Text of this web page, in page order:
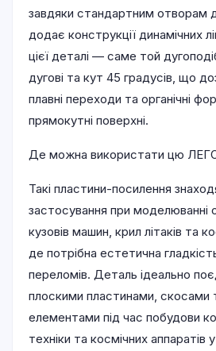
завдяки стандартним отворам
додає конструкції динамічних
цієї деталі — саме той
дугові та кут 45 градусів, що
плавні переходи та органічні
прямокутні поверхні.
Де можна використати цю
Такі пластини-посилення
застосування при моделюванні
кузовів машин, крил літаків та
де потрібна естетична
переломів. Деталь ідеально
плоскими пластинами, скосами
елементами під час побудови
техніки та космічних аппаратів